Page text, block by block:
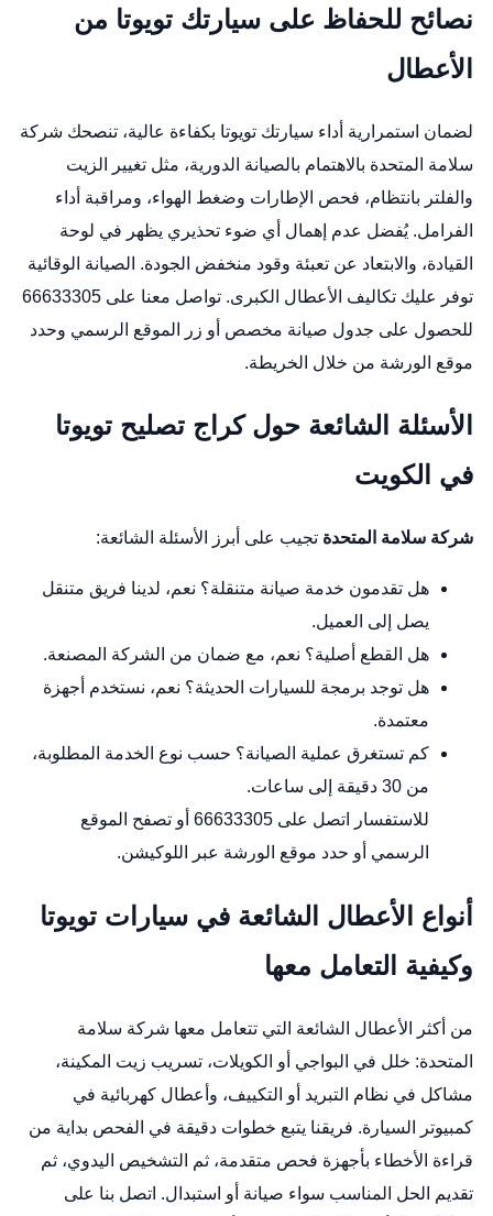
نصائح للحفاظ على سيارتك تويوتا من
الأعطال
لضمان استمرارية أداء سيارتك تويوتا بكفاءة عالية، تنصحك شركة
سلامة المتحدة بالاهتمام بالصيانة الدورية، مثل تغيير الزيت
والفلتر بانتظام، فحص الإطارات وضغط الهواء، ومراقبة أداء
الفرامل. يُفضل عدم إهمال أي ضوء تحذيري يظهر في لوحة
القيادة، والابتعاد عن تعبئة وقود منخفض الجودة. الصيانة الوقائية
توفر عليك تكاليف الأعطال الكبرى. تواصل معنا على 66633305
للحصول على جدول صيانة مخصص أو زر
الموقع الرسمي وحدد
موقع الورشة من خلال الخريطة.
الأسئلة الشائعة حول كراج تصليح تويوتا
في الكويت
شركة سلامة المتحدة تجيب على أبرز الأسئلة الشائعة:
هل تقدمون خدمة صيانة متنقلة؟ نعم، لدينا فريق متنقل
يصل إلى العميل.
هل القطع أصلية؟ نعم، مع ضمان من الشركة المصنعة.
هل توجد برمجة للسيارات الحديثة؟ نعم، نستخدم أجهزة
معتمدة.
كم تستغرق عملية الصيانة؟ حسب نوع الخدمة المطلوبة،
من 30 دقيقة إلى ساعات.
للاستفسار اتصل على 66633305 أو تصفح
الموقع
الرسمي أو حدد موقع الورشة عبر اللوكيشن.
أنواع الأعطال الشائعة في سيارات تويوتا
وكيفية التعامل معها
من أكثر الأعطال الشائعة التي تتعامل معها شركة سلامة
المتحدة: خلل في البواجي أو الكويلات، تسريب زيت المكينة،
مشاكل في نظام التبريد أو التكييف، وأعطال كهربائية في
كمبيوتر السيارة. فريقنا يتبع خطوات دقيقة في الفحص بداية من
قراءة الأخطاء بأجهزة فحص متقدمة، ثم التشخيص اليدوي، ثم
تقديم الحل المناسب سواء صيانة أو استبدال. اتصل بنا على